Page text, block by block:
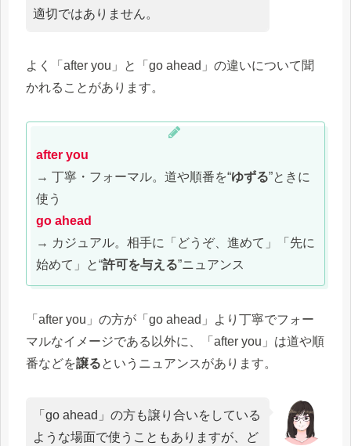
適切ではありません。
よく「after you」と「go ahead」の違いについて聞
かれることがあります。
after you
→ 丁寧・フォーマル。道や順番を“ゆずる”ときに
使う
go ahead
→ カジュアル。相手に「どうぞ、進めて」「先に
始めて」と“許可を与える”ニュアンス
「after you」の方が「go ahead」より丁寧でフォー
マルなイメージである以外に、「after you」は道や順
番などを譲るというニュアンスがあります。
「go ahead」の方も譲り合いをしている
ような場面で使うこともありますが、ど